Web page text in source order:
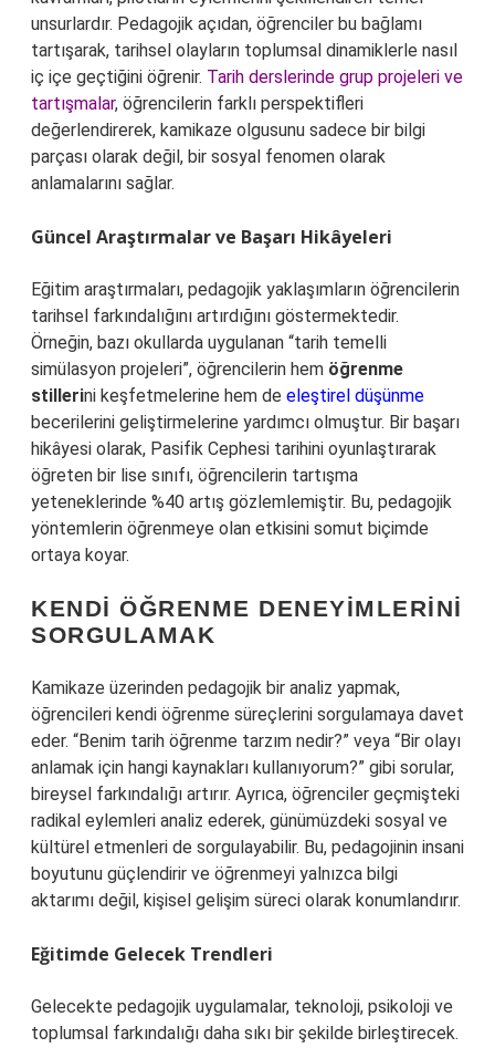
unsurlardır. Pedagojik açıdan, öğrenciler bu bağlamı
tartışarak, tarihsel olayların toplumsal dinamiklerle nasıl
iç içe geçtiğini öğrenir. Tarih derslerinde grup projeleri ve
tartışmalar, öğrencilerin farklı perspektifleri
değerlendirerek, kamikaze olgusunu sadece bir bilgi
parçası olarak değil, bir sosyal fenomen olarak
anlamalarını sağlar.
Güncel Araştırmalar ve Başarı Hikâyeleri
Eğitim araştırmaları, pedagojik yaklaşımların öğrencilerin
tarihsel farkındalığını artırdığını göstermektedir.
Örneğin, bazı okullarda uygulanan “tarih temelli
simülasyon projeleri”, öğrencilerin hem öğrenme
stillerini keşfetmelerine hem de eleştirel düşünme
becerilerini geliştirmelerine yardımcı olmuştur. Bir başarı
hikâyesi olarak, Pasifik Cephesi tarihini oyunlaştırarak
öğreten bir lise sınıfı, öğrencilerin tartışma
yeteneklerinde %40 artış gözlemlemiştir. Bu, pedagojik
yöntemlerin öğrenmeye olan etkisini somut biçimde
ortaya koyar.
KENDI ÖĞRENME DENEYIMLERINI
SORGULAMAK
Kamikaze üzerinden pedagojik bir analiz yapmak,
öğrencileri kendi öğrenme süreçlerini sorgulamaya davet
eder. “Benim tarih öğrenme tarzım nedir?” veya “Bir olayı
anlamak için hangi kaynakları kullanıyorum?” gibi sorular,
bireysel farkındalığı artırır. Ayrıca, öğrenciler geçmişteki
radikal eylemleri analiz ederek, günümüzdeki sosyal ve
kültürel etmenleri de sorgulayabilir. Bu, pedagojinin insani
boyutunu güçlendirir ve öğrenmeyi yalnızca bilgi
aktarımı değil, kişisel gelişim süreci olarak konumlandırır.
Eğitimde Gelecek Trendleri
Gelecekte pedagojik uygulamalar, teknoloji, psikoloji ve
toplumsal farkındalığı daha sıkı bir şekilde birleştirecek.